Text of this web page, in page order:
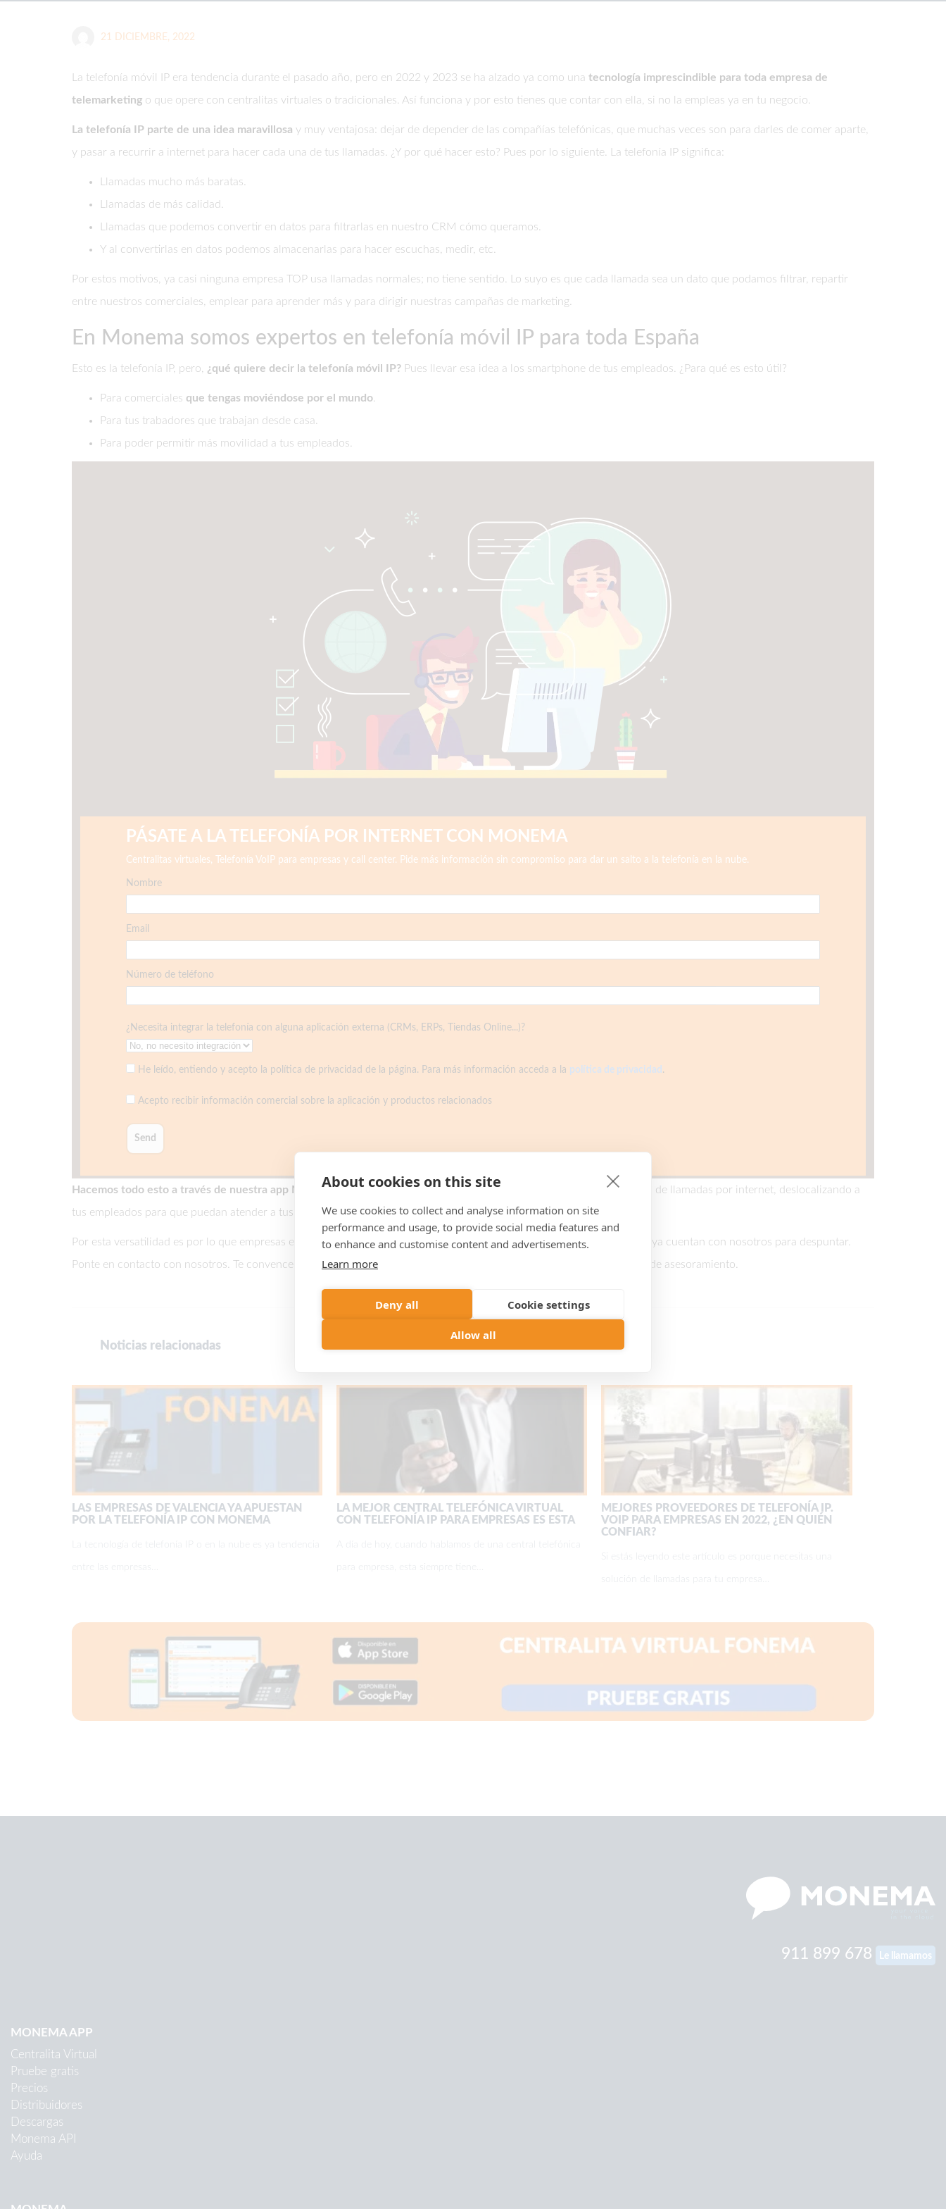
21 DICIEMBRE, 2022
La telefonía móvil IP era tendencia durante el pasado año, pero en 2022 y 2023 se ha alzado ya como una tecnología imprescindible para toda empresa de
telemarketing o que opere con centralitas virtuales o tradicionales. Así funciona y por esto tienes que contar con ella, si no la empleas ya en tu negocio.
La telefonía IP parte de una idea maravillosa y muy ventajosa: dejar de depender de las compañías telefónicas, que muchas veces son para darles de comer aparte,
y pasar a recurrir a internet para hacer cada una de tus llamadas. ¿Y por qué hacer esto? Pues por lo siguiente. La telefonía IP significa:
Llamadas mucho más baratas.
Llamadas de más calidad.
Llamadas que podemos convertir en datos para filtrarlas en nuestro CRM cómo queramos.
Y al convertirlas en datos podemos almacenarlas para hacer escuchas, medir, etc.
Por estos motivos, ya casi ninguna empresa TOP usa llamadas normales; no tiene sentido. Lo suyo es que cada llamada sea un dato que podamos filtrar, repartir
entre nuestros comerciales, emplear para aprender más y para dirigir nuestras campañas de marketing.
En Monema somos expertos en telefonía móvil IP para toda España
Esto es la telefonía IP, pero, ¿qué quiere decir la telefonía móvil IP? Pues llevar esa idea a los smartphone de tus empleados. ¿Para qué es esto útil?
Para comerciales que tengas moviéndose por el mundo
Para tus trabadores que trabajan desde casa.
Para poder permitir más movilidad a tus empleados.
PÁSATE A LA TELEFONÍA POR INTERNET CON MONEMA
Centralitas virtuales, Telefonía VoIP para empresas y call center. Pide más información sin compromiso para dar un salto a la telefonía en la nube.
Nombre
Email
Número de teléfono
¿Necesita integrar la telefonía con alguna aplicación externa (CRMs, ERPs, Tiendas Online...)?
He leído, entiendo y acepto la política de privacidad de la página. Para más información acceda a la política de privacidad .
Acepto recibir información comercial sobre la aplicación y productos relacionados
Hacemos todo esto a través de nuestra app Monema. Nuestro software combina servicios de centralita virtual con los de llamadas por internet, deslocalizando a
tus empleados para que puedan atender a tus clientes en persona mientras sigues realizando llamadas clave.
Por esta versatilidad es por lo que empresas en Galicia,negocios con centralita virtual de Asturias, Madrid o Barcelona ya cuentan con nosotros para despuntar.
Ponte en contacto con nosotros. Te convenceremos con nuestros precios, pero te enamoraremos con nuestro servicio de asesoramiento.
Noticias relacionadas
LAS EMPRESAS DE VALENCIA YA APUESTAN
POR LA TELEFONÍA IP CON MONEMA
La tecnología de telefonía IP o en la nube es ya tendencia
LA MEJOR CENTRAL TELEFÓNICA VIRTUAL
CON TELEFONÍA IP PARA EMPRESAS ES ESTA
A día de hoy, cuando hablamos de una central telefónica
para empresa, esta siempre tiene…
MEJORES PROVEEDORES DE TELEFONÍA IP.
VOIP PARA EMPRESAS EN 2022, ¿EN QUIÉN
CONFIAR?
Si estás leyendo este artículo es porque necesitas una
solución de llamadas para tu empresa…
911 899 678 Le llamamos
MONEMA APP
Centralita Virtual
Pruebe gratis
Precios
Distribuidores
Descargas
Monema API
Ayuda
About cookies on this site
We use cookies to collect and analyse information on site
performance and usage, to provide social media features and
to enhance and customise content and advertisements.
Learn more
Deny all Cookie settings
Allow all